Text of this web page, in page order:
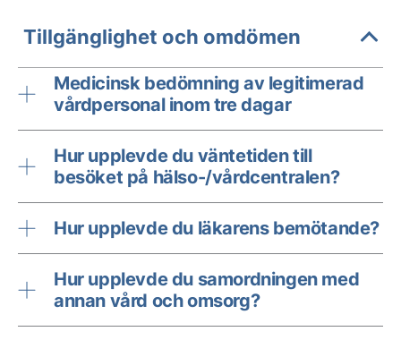
Tillgänglighet och omdömen
Medicinsk bedömning av legitimerad
vårdpersonal inom tre dagar
Hur upplevde du väntetiden till
besöket på hälso-/vårdcentralen?
Hur upplevde du läkarens bemötande?
Hur upplevde du samordningen med
annan vård och omsorg?